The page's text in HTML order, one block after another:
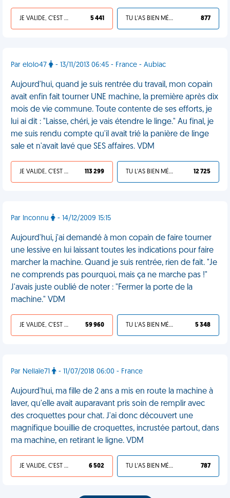
JE VALIDE, C'EST UNE VDM 5 441 TU L'AS BIEN MÉRITÉ 877
Par elolo47 - 13/11/2013 06:45 - France - Aubiac
Aujourd'hui, quand je suis rentrée du travail, mon copain
avait enfin fait tourner UNE machine, la première après dix
mois de vie commune. Toute contente de ses efforts, je
lui ai dit : "Laisse, chéri, je vais étendre le linge." Au final, je
me suis rendu compte qu'il avait trié la panière de linge
sale et n'avait lavé que SES affaires. VDM
JE VALIDE, C'EST UNE VDM 113 299 TU L'AS BIEN MÉRITÉ 12 725
Par Inconnu - 14/12/2009 15:15
Aujourd'hui, j'ai demandé à mon copain de faire tourner
une lessive en lui laissant toutes les indications pour faire
marcher la machine. Quand je suis rentrée, rien de fait. "Je
ne comprends pas pourquoi, mais ça ne marche pas !"
J'avais juste oublié de noter : "Fermer la porte de la
machine." VDM
JE VALIDE, C'EST UNE VDM 59 960 TU L'AS BIEN MÉRITÉ 5 348
Par Nellaïe71 - 11/07/2018 06:00 - France
Aujourd'hui, ma fille de 2 ans a mis en route la machine à
laver, qu'elle avait auparavant pris soin de remplir avec
des croquettes pour chat. J'ai donc découvert une
magnifique bouillie de croquettes, incrustée partout, dans
ma machine, en retirant le ligne. VDM
JE VALIDE, C'EST UNE VDM 6 502 TU L'AS BIEN MÉRITÉ 787